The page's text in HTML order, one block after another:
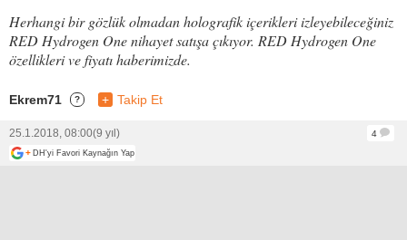
Herhangi bir gözlük olmadan holografik içerikleri izleyebileceğiniz
RED Hydrogen One nihayet satışa çıkıyor. RED Hydrogen One
özellikleri ve fiyatı haberimizde.
Ekrem71 ? + Takip Et
25.1.2018, 08:00(9 yıl)
4
+ DH'yi Favori Kaynağın Yap